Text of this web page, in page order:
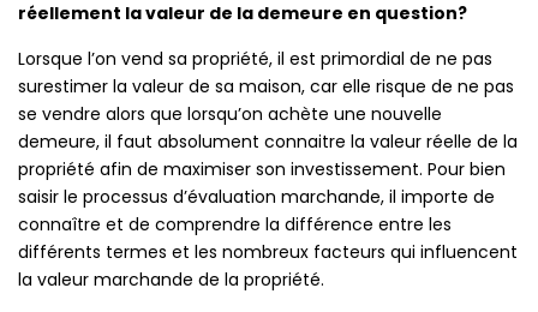
réellement la valeur de la demeure en question?
Lorsque l’on vend sa propriété, il est primordial de ne pas
surestimer la valeur de sa maison, car elle risque de ne pas
se vendre alors que lorsqu’on achète une nouvelle
demeure, il faut absolument connaitre la valeur réelle de la
propriété afin de maximiser son investissement. Pour bien
saisir le processus d’évaluation marchande, il importe de
connaître et de comprendre la différence entre les
différents termes et les nombreux facteurs qui influencent
la valeur marchande de la propriété.